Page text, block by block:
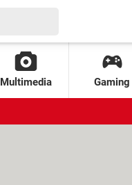
Multimedia Gaming